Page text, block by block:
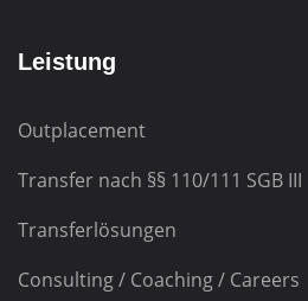
Leistung
Outplacement
Transfer nach §§ 110/111 SGB III
Transferlösungen
Consulting / Coaching / Careers